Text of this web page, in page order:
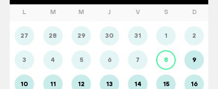
L M M J V S D
27 28 29 30 31 1 2
3 4 5 6 7 8 9
10 11 12 13 14 15 16